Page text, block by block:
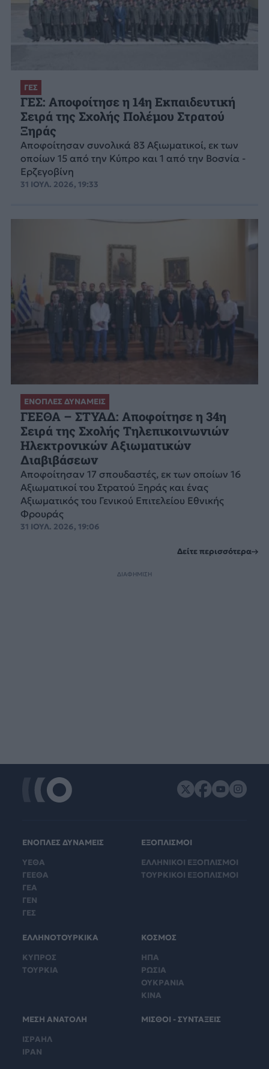
ΓΕΣ
ΓΕΣ: Αποφοίτησε η 14η Εκπαιδευτική
Σειρά της Σχολής Πολέμου Στρατού
Ξηράς
Αποφοίτησαν συνολικά 83 Αξιωματικοί, εκ των
οποίων 15 από την Κύπρο και 1 από την Βοσνία -
Ερζεγοβίνη
31 ΙΟΥΛ. 2026, 19:33
ΕΝΟΠΛΕΣ ΔΥΝΑΜΕΙΣ
ΓΕΕΘΑ – ΣΤΥΑΔ: Αποφοίτησε η 34η
Σειρά της Σχολής Τηλεπικοινωνιών
Ηλεκτρονικών Αξιωματικών
Διαβιβάσεων
Αποφοίτησαν 17 σπουδαστές, εκ των οποίων 16
Αξιωματικοί του Στρατού Ξηράς και ένας
Αξιωματικός του Γενικού Επιτελείου Εθνικής
Φρουράς
31 ΙΟΥΛ. 2026, 19:06
Δείτε περισσότερα
ΔΙΑΦΗΜΙΣΗ
ΕΝΟΠΛΕΣ ΔΥΝΑΜΕΙΣ
ΥΕΘΑ
ΓΕΕΘΑ
ΓΕΑ
ΓΕΝ
ΓΕΣ
ΕΞΟΠΛΙΣΜΟΙ
ΕΛΛΗΝΙΚΟΙ ΕΞΟΠΛΙΣΜΟΙ
ΤΟΥΡΚΙΚΟΙ ΕΞΟΠΛΙΣΜΟΙ
ΕΛΛΗΝΟΤΟΥΡΚΙΚΑ
ΚΥΠΡΟΣ
ΤΟΥΡΚΙΑ
ΚΟΣΜΟΣ
ΗΠΑ
ΡΩΣΙΑ
ΟΥΚΡΑΝΙΑ
ΚΙΝΑ
ΜΕΣΗ ΑΝΑΤΟΛΗ
ΙΣΡΑΗΛ
ΙΡΑΝ
ΜΙΣΘΟΙ - ΣΥΝΤΑΞΕΙΣ